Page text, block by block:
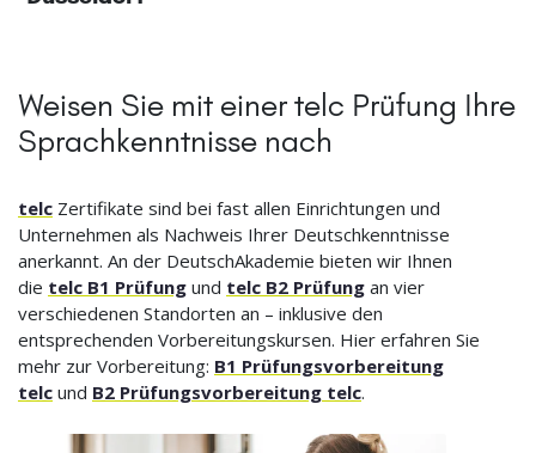
Weisen Sie mit einer telc Prüfung Ihre
Sprachkenntnisse nach
telc Zertifikate sind bei fast allen Einrichtungen und
Unternehmen als Nachweis Ihrer Deutschkenntnisse
anerkannt. An der DeutschAkademie bieten wir Ihnen
die telc B1 Prüfung und telc B2 Prüfung an vier
verschiedenen Standorten an – inklusive den
entsprechenden Vorbereitungskursen. Hier erfahren Sie
mehr zur Vorbereitung: B1 Prüfungsvorbereitung
telc und B2 Prüfungsvorbereitung telc.